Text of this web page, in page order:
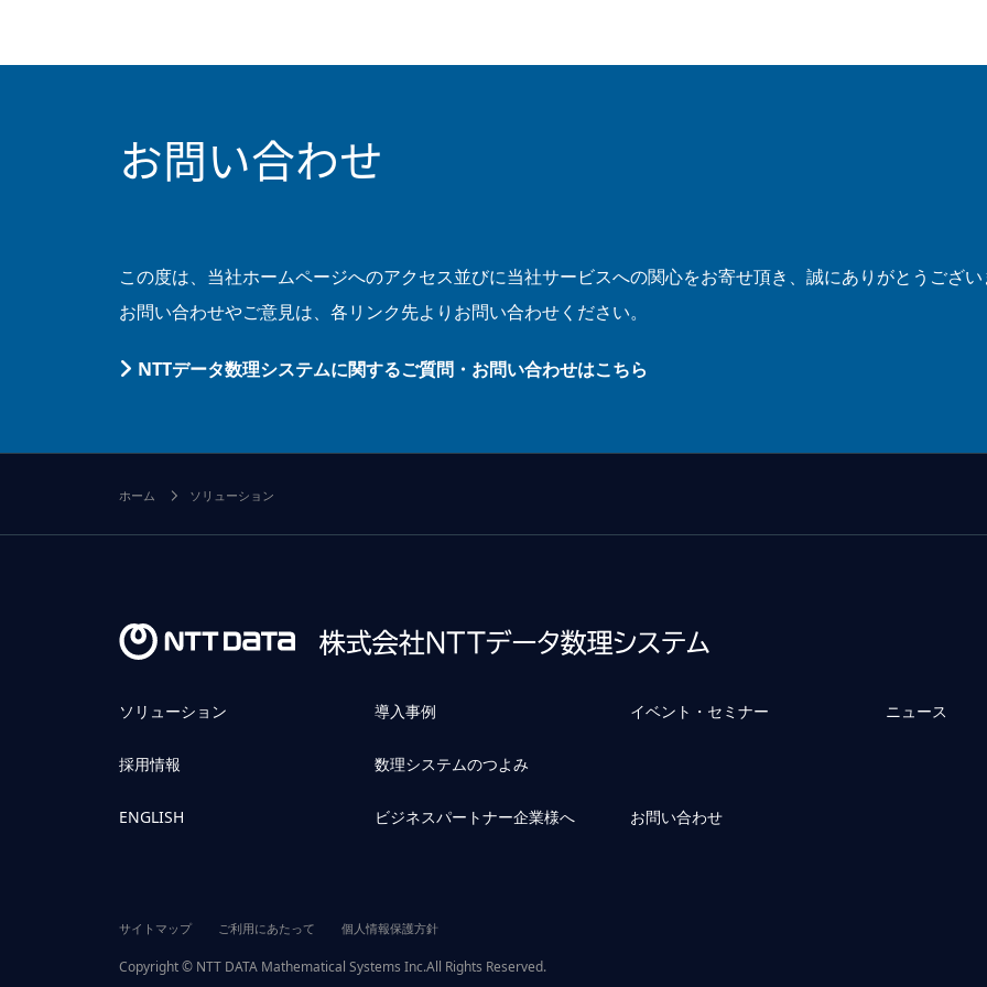
お問い合わせ
この度は、当社ホームページへのアクセス並びに当社サービスへの関心をお寄せ頂き、誠にありがとうござ
お問い合わせやご意見は、各リンク先よりお問い合わせください。
NTTデータ数理システムに関するご質問・お問い合わせはこちら
ホーム ソリューション
ソリューション 導入事例 イベント・セミナー ニュース
採用情報 数理システムのつよみ
ENGLISH ビジネスパートナー企業様へ お問い合わせ
サイトマップ ご利用にあたって 個人情報保護方針
Copyright © NTT DATA Mathematical Systems Inc.All Rights Reserved.